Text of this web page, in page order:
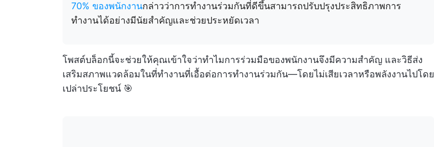
70% ของพนักงานกล่าวว่าการทำงานร่วมกันที่ดีขึ้นสามารถปรับปรุงประสิทธิภาพการ
ทำงานได้อย่างมีนัยสำคัญและช่วยประหยัดเวลา
โพสต์บล็อกนี้จะช่วยให้คุณเข้าใจว่าทำไมการร่วมมือของพนักงานจึงมีความสำคัญ และวิธีส่ง
เสริมสภาพแวดล้อมในที่ทำงานที่เอื้อต่อการทำงานร่วมกัน—โดยไม่เสียเวลาหรือพลังงานไปโดย
เปล่าประโยชน์ 🎯